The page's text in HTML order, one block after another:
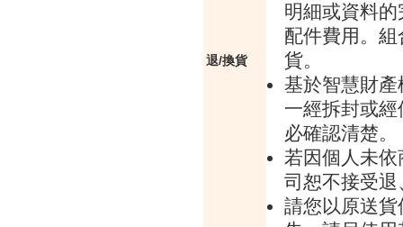
退/換貨
明細或資料
配件費用。
貨。
基於智慧財
一經拆封或
必確認清楚。
若因個人未
司恕不接受
請您以原送